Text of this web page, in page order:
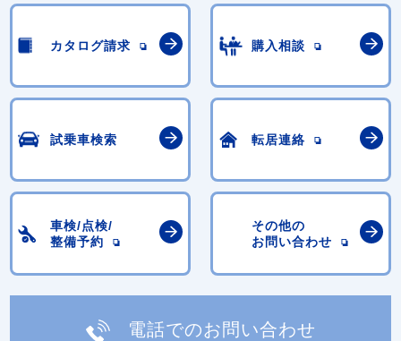
カタログ請求 購入相談
試乗車検索 転居連絡
車検/点検/
整備予約
その他の
お問い合わせ
電話でのお問い合わせ